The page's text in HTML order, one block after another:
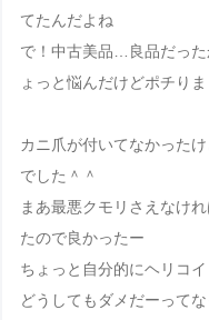
てたんだよね
で！中古美品…良品だっ
ょっと悩んだけどポチりま
カニ爪が付いてなかった
でした＾＾
まあ最悪クモリさえなけ
たので良かったー
ちょっと自分的にヘリコ
どうしてもダメだーって